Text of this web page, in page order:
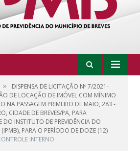
»
DISPENSA DE LICITAÇÃO Nº 7/2021-
DE LOCAÇÃO DE IMÓVEL COM MÍNIMO
NA PASSAGEM PRIMEIRO DE MAIO, 283 -
CIDADE DE BREVES/PA, PARA
DO INSTITUTO DE PREVIDÊNCIA DO
(IPMB), PARA O PERÍODO DE DOZE (12)
INTERNO